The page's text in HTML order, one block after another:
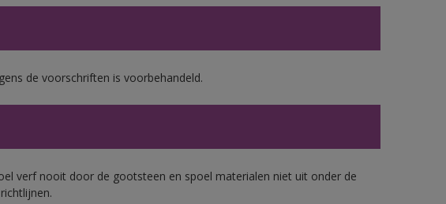
de voorschriften is voorbehandeld.
verf nooit door de gootsteen en spoel materialen niet uit onder de